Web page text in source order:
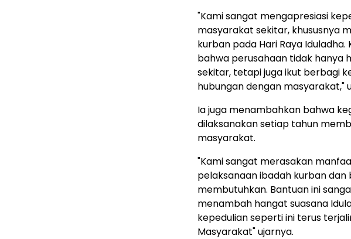
"Kami sangat mengapresiasi
masyarakat sekitar, khususnya
kurban pada Hari Raya
bahwa perusahaan tidak hanya
sekitar, tetapi juga ikut berbagi
hubungan dengan masyarakat,"
Ia juga menambahkan bahwa
dilaksanakan setiap tahun
masyarakat.
"Kami sangat merasakan
pelaksanaan ibadah kurban
membutuhkan. Bantuan ini
menambah hangat suasana
kepedulian seperti ini terus
Masyarakat" ujarnya.